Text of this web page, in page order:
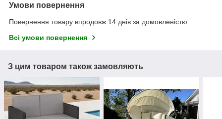
Умови повернення
Повернення товару впродовж 14 днів за домовленістю
Всі умови повернення
З цим товаром також замовляють